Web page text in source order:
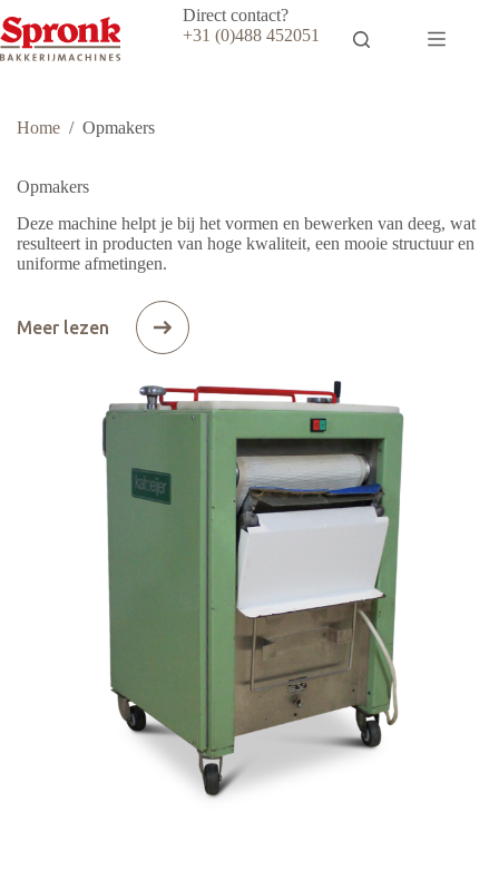
naar
de
Direct contact?
+31 (0)488 452051
Home / Opmakers
Opmakers
Deze machine helpt je bij het vormen en bewerken van deeg, wat
resulteert in producten van hoge kwaliteit, een mooie structuur en
uniforme afmetingen.
Meer lezen